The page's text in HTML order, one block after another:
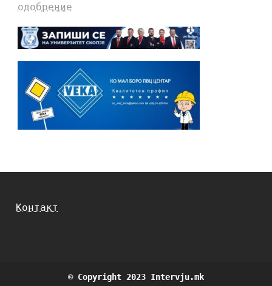
одобрение
Контакт
© Copyright 2023 Intervju.mk